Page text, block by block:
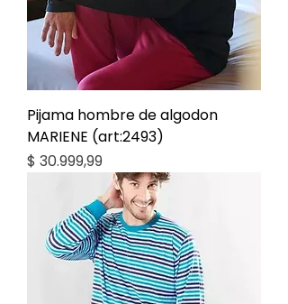
Pijama hombre de algodon
MARIENE (art:2493)
Precio
$ 30.999,99